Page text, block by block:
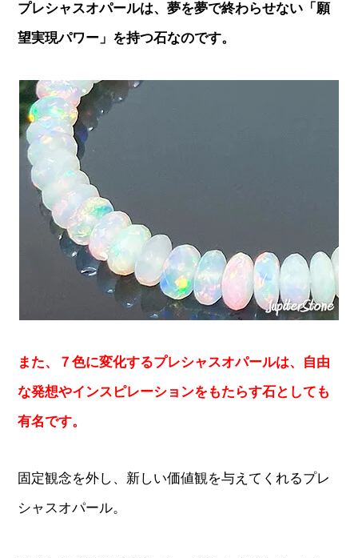
プレシャスオパールは、夢を夢で終わらせない「願
望実現パワー」を持つ石なのです。
また、７色に変化するプレシャスオパールは、自由
な発想やインスピレーションをもたらす石としても
有名です。
固定観念を外し、新しい価値観を与えてくれるプレ
シャスオパール。